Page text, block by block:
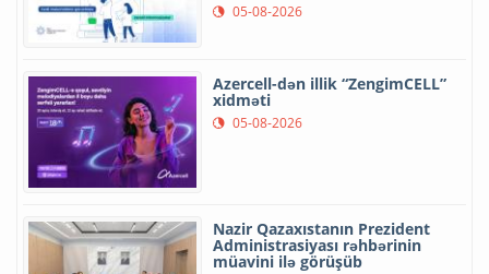
05-08-2026
Azercell-dən illik “ZengimCELL”
xidməti
05-08-2026
Nazir Qazaxıstanın Prezident
Administrasiyası rəhbərinin
müavini ilə görüşüb